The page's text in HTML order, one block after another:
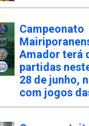
Campeonato
Amador terá
partidas
28 de junho,
com jogos